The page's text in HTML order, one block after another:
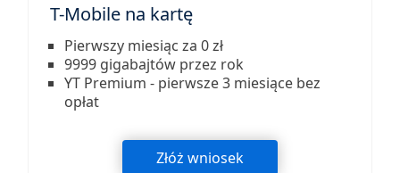
T-Mobile na kartę
Pierwszy miesiąc za 0 zł
9999 gigabajtów przez rok
YT Premium - pierwsze 3 miesiące bez
opłat
Złóż wniosek